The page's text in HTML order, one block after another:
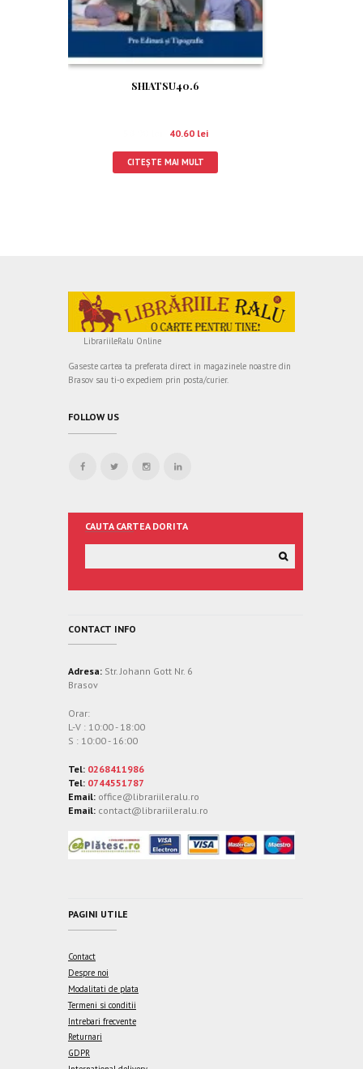
SHIATSU40.6
40.60 lei
CITEȘTE MAI MULT
LibrariileRalu Online
Gaseste cartea ta preferata direct in magazinele noastre din
Brasov sau ti-o expediem prin posta/curier.
FOLLOW US
CAUTA CARTEA DORITA
CONTACT INFO
Adresa: Str. Johann Gott Nr. 6
Brasov
Orar:
L-V : 10:00 - 18:00
S : 10:00 - 16:00
Tel: 0268411986
Tel: 0744551787
Email: office@librariileralu.ro
Email: contact@librariileralu.ro
PAGINI UTILE
Contact
Despre noi
Modalitati de plata
Termeni si conditii
Intrebari frecvente
Returnari
GDPR